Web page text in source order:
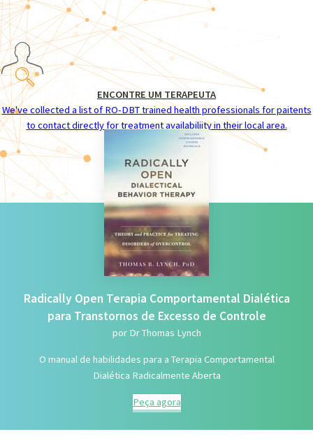
ENCONTRE UM TERAPEUTA
We've collected a list of RO-DBT trained health professionals for paitents
to contact directly for treatment availabiliity in their local area.
Radically Open Terapia Comportamental Dialética
para Transtornos de Excesso de Controle
por Dr Thomas Lynch
O manual de habilidades para a Terapia Comportamental
Dialética Radicalmente Aberta
Peça agora